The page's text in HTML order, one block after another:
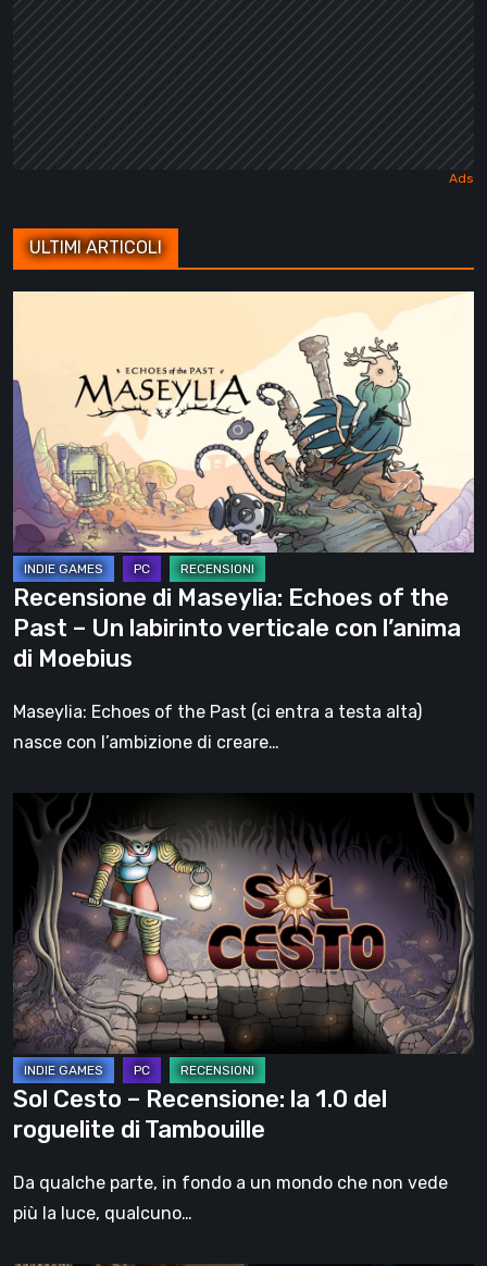
ULTIMI ARTICOLI
Echoes
of
the
Past
–
Un
labirinto
verticale
con
l’anima
di
Recensione di Maseylia: Echoes of the
Past – Un labirinto verticale con l’anima
di Moebius
Maseylia: Echoes of the Past (ci entra a testa alta)
nasce con l’ambizione di creare…
Cesto
Recensione:
la
1.0
del
roguelite
di
Tambouille
Sol Cesto – Recensione: la 1.0 del
roguelite di Tambouille
Da qualche parte, in fondo a un mondo che non vede
più la luce, qualcuno…